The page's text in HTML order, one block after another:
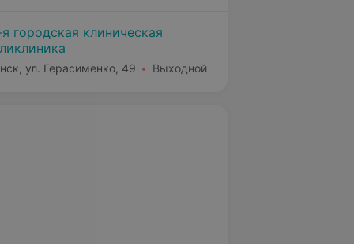
я городская клиническая
ул. Герасименко, 49 Выходной